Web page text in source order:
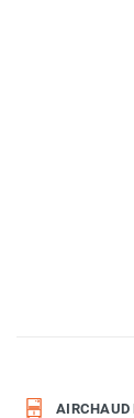
AIRCHAUD